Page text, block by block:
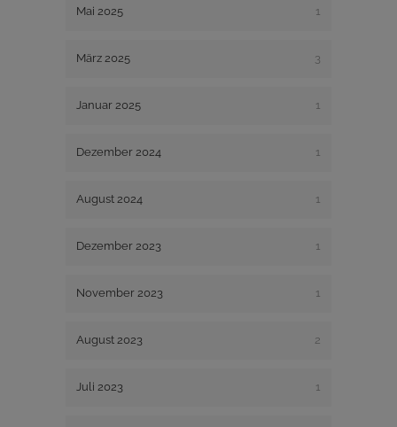
Mai 2025 1
März 2025 3
Januar 2025 1
Dezember 2024 1
August 2024 1
Dezember 2023 1
November 2023 1
August 2023 2
Juli 2023 1